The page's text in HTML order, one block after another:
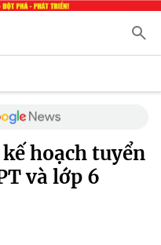
hoạch tuyển
và lớp 6